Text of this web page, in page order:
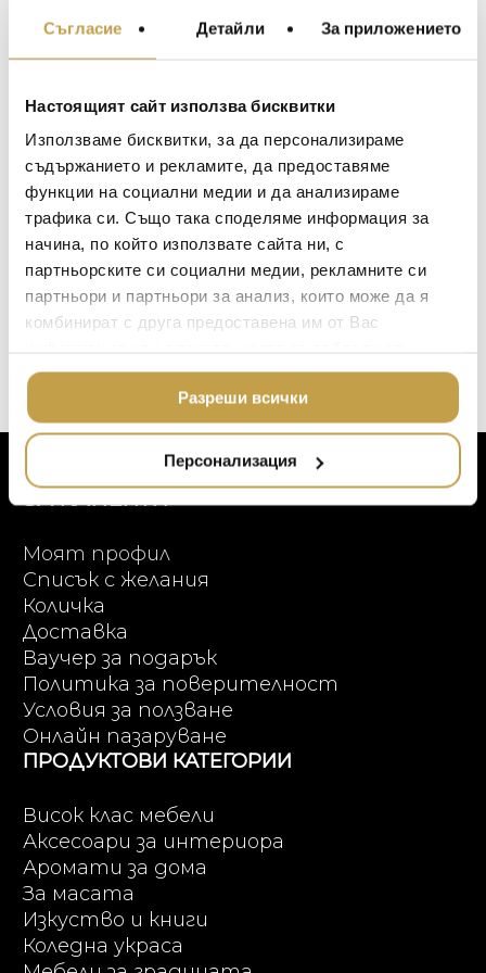
Съгласие Детайли За приложението
Настоящият сайт използва бисквитки
Използваме бисквитки, за да персонализираме
съдържанието и рекламите, да предоставяме
функции на социални медии и да анализираме
трафика си. Също така споделяме информация за
начина, по който използвате сайта ни, с
партньорските си социални медии, рекламните си
партньори и партньори за анализ, които може да я
комбинират с друга предоставена им от Вас
ползването от Ваша страна на услугите им.
Разреши всички
Персонализация
Preorder
Възглавница English
Duck Down and
Feather Luxury 75×50
Preorder
Възглавница
European Duck
Feather and Down
ЗА КЛИЕНТИ
Моят профил
Списък с желания
Количка
Доставка
Ваучер за подарък
Политика за поверителност
Условия за ползване
Онлайн пазаруване
ПРОДУКТОВИ КАТЕГОРИИ
Висок клас мебели
Аксесоари за интериора
Аромати за дома
За масата
Изкуство и книги
Коледна украса
МЕБЕЛИ ЗА ДОМА И
ЗА МАСАТА
ТЕКСТИЛ ЗА ДОМА
АРОМАТИ ЗА ДОМА
ИЗКУСТВО И КНИГИ
ВИСОК КЛАС
МЕБЕЛИ
ПОДАРЪЦИ
BACCARAT
TOM DIXON
MICHAEL ARAM
ASSOULINE
SELETTI
DOLCE & GABBANA
ETHNICRAFT
ZUIVER
DUTCHBONE